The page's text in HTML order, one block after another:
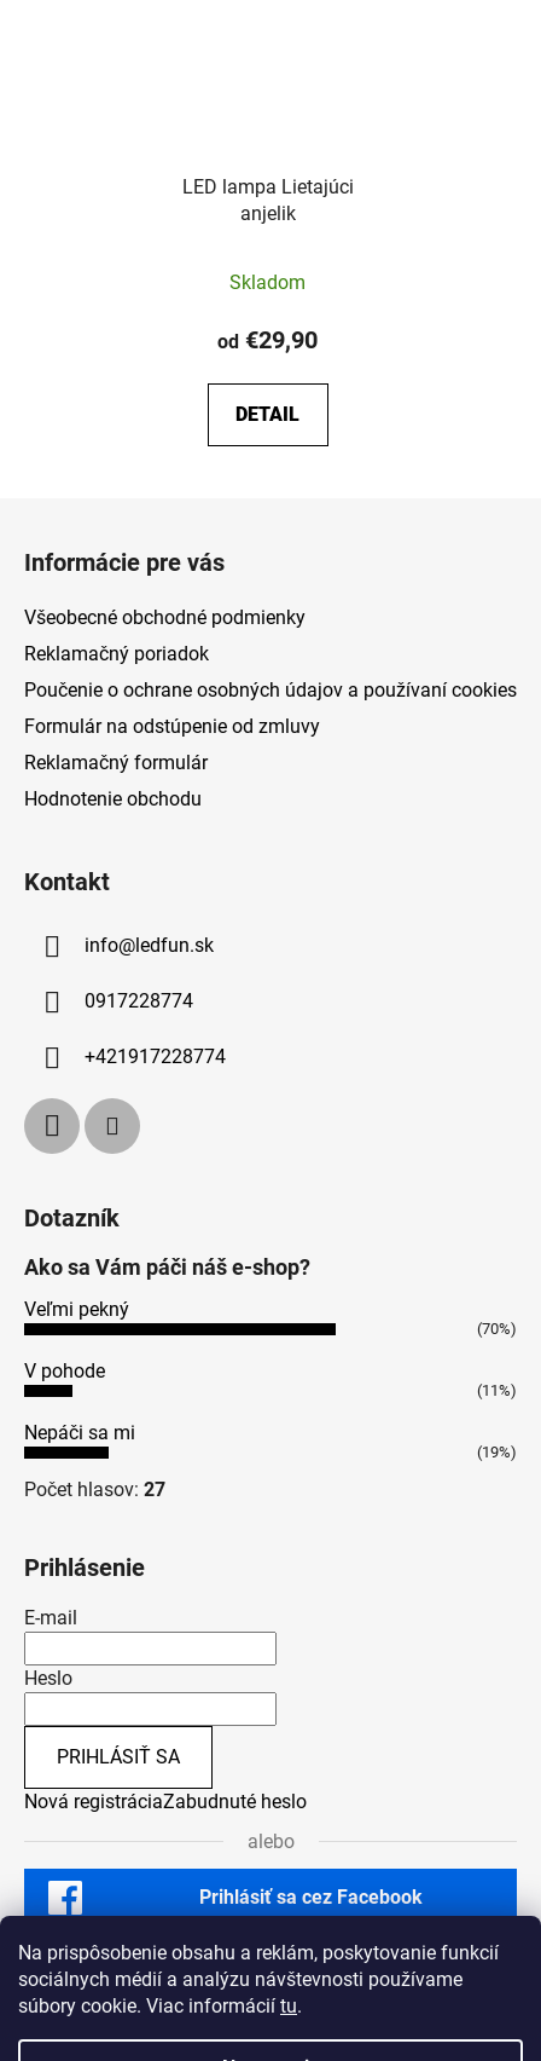
Na prispôsobenie obsahu a reklám, poskytovanie funkcií
sociálnych médií a analýzu návštevnosti používame
súbory cookie. Viac informácií tu.
LED lampa Lietajúci
anjelik
hodnotenie
produktu
5,0
z
Skladom
od €29,90
DETAIL
Informácie pre vás
Všeobecné obchodné podmienky
Reklamačný poriadok
Poučenie o ochrane osobných údajov a používaní cookies
Formulár na odstúpenie od zmluvy
Reklamačný formulár
Hodnotenie obchodu
Kontakt
info@ledfun.sk
0917228774
+421917228774
Dotazník
Ako sa Vám páči náš e-shop?
Veľmi pekný
(70%)
V pohode
(11%)
Nepáči sa mi
(19%)
Počet hlasov: 27
Prihlásenie
E-mail
Heslo
PRIHLÁSIŤ SA
Nová registráciaZabudnuté heslo
alebo
Prihlásiť sa cez Facebook